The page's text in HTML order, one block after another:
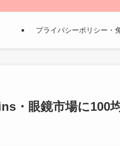
プライバシーポリシー・
・眼鏡市場に100